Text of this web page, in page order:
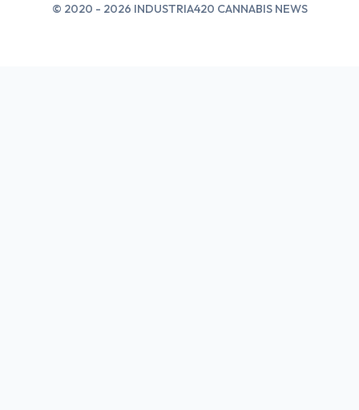
© 2020 - 2026 INDUSTRIA420 CANNABIS NEWS